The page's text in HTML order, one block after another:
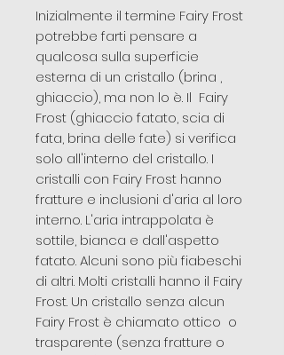
Inizialmente il termine Fairy Frost
potrebbe farti pensare a
qualcosa sulla superficie
esterna di un cristallo (brina ,
ghiaccio), ma non lo è. Il Fairy
Frost (ghiaccio fatato, scia di
fata, brina delle fate) si verifica
solo all'interno del cristallo. I
cristalli con Fairy Frost hanno
fratture e inclusioni d'aria al loro
interno. L'aria intrappolata è
sottile, bianca e dall'aspetto
fatato. Alcuni sono più fiabeschi
di altri. Molti cristalli hanno il Fairy
Frost. Un cristallo senza alcun
Fairy Frost è chiamato ottico o
trasparente (senza fratture o